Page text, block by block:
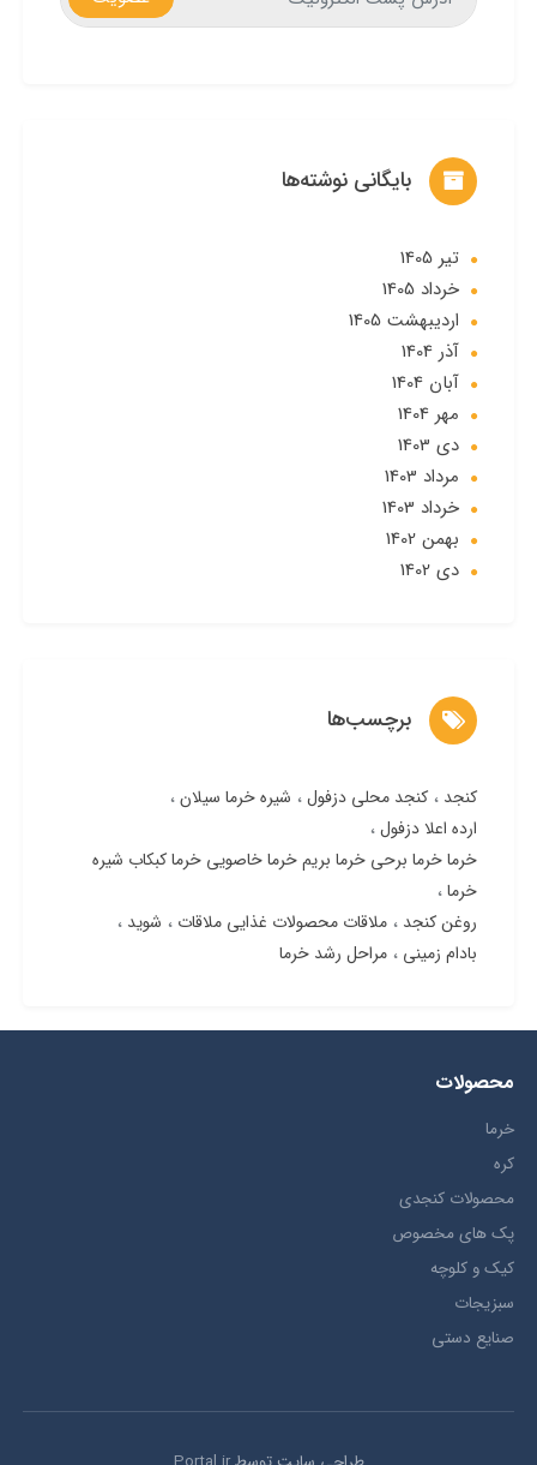
بایگانی نوشته‌ها
تير 1405
خرداد 1405
ارديبهشت 1405
آذر 1404
آبان 1404
مهر 1404
دی 1403
مرداد 1403
خرداد 1403
بهمن 1402
دی 1402
برچسب‌ها
کنجد کنجد محلی دزفول
شیره خرما سیلان
ارده اعلا دزفول
خرما خرما برحی خرما بریم خرما خاصویی خرما کبکاب شیره
خرما
روغن کنجد
ملاقات محصولات غذایی ملاقات
شوید
بادام زمینی
مراحل رشد خرما
محصولات
خرما
کره
محصولات کنجدی
پک های مخصوص
کیک و کلوچه
سبزیجات
صنایع دستی